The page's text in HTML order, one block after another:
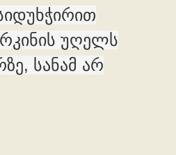
უღელს
სანამ არ